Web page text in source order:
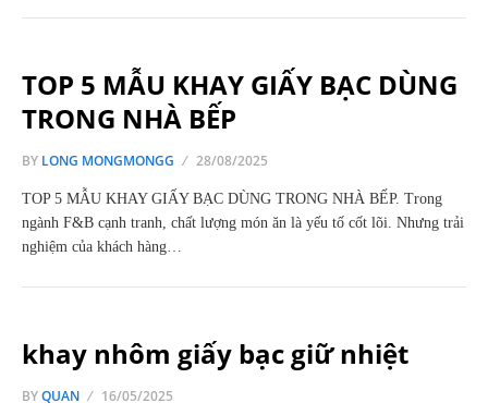
TOP 5 MẪU KHAY GIẤY BẠC DÙNG
TRONG NHÀ BẾP
BY LONG MONGMONGG 28/08/2025
TOP 5 MẪU KHAY GIẤY BẠC DÙNG TRONG NHÀ BẾP. Trong
ngành F&B cạnh tranh, chất lượng món ăn là yếu tố cốt lõi. Nhưng trải
nghiệm của khách hàng…
khay nhôm giấy bạc giữ nhiệt
BYQUAN 16/05/2025